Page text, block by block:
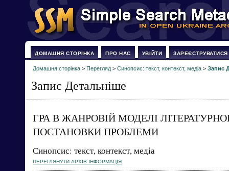
ДОМАШНЯ СТОРІНКА ПРО НАС УВІЙТИ ЗАРЕЄСТРУВАТИСЯ
Домашня сторінка > Перегляд > Синопсис: текст, контекст, медіа > Запис
Запис Детальніше
ГРА В ЖАНРОВІЙ МОДЕЛІ
ПОСТАНОВКИ ПРОБЛЕМИ
Синопсис: текст, контекст, медіа
ПЕРЕГЛЯНУТИ АРХІВ ІНФОРМАЦІЯ